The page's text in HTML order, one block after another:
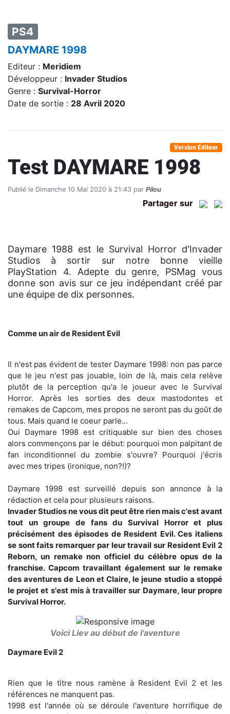
PS4
DAYMARE 1998
Editeur : Meridiem
Développeur : Invader Studios
Genre : Survival-Horror
Date de sortie : 28 Avril 2020
Version Éditeur
Test DAYMARE 1998
Publié le Dimanche 10 Mai 2020 à 21:43 par Pilou
Partager sur
Daymare 1988 est le Survival Horror d'Invader
Studios à sortir sur notre bonne vieille
PlayStation 4. Adepte du genre, PSMag vous
donne son avis sur ce jeu indépendant créé par
une équipe de dix personnes.
Comme un air de Resident Evil
Il n'est pas évident de tester Daymare 1998: non pas parce
que le jeu n'est pas jouable, loin de là, mais cela relève
plutôt de la perception qu'a le joueur avec le Survival
Horror. Après les sorties des deux mastodontes et
remakes de Capcom, mes propos ne seront pas du goût de
tous. Mais quand le coeur parle…
Oui Daymare 1998 est critiquable sur bien des choses
alors commençons par le début: pourquoi mon palpitant de
fan inconditionnel du zombie s'ouvre? Pourquoi j'écris
avec mes tripes (ironique, non?!)?
Daymare 1998 est surveillé depuis son annonce à la
rédaction et cela pour plusieurs raisons.
Invader Studios ne vous dit peut être rien mais c'est avant
tout un groupe de fans du Survival Horror et plus
précisément des épisodes de Resident Evil. Ces italiens
se sont faits remarquer par leur travail sur Resident Evil 2
Reborn, un remake non officiel du célèbre opus de la
franchise. Capcom travaillant également sur le remake
des aventures de Leon et Claire, le jeune studio a stoppé
le projet et s'est mis à travailler sur Daymare, leur propre
Survival Horror.
Voici Liev au début de l'aventure
Daymare Evil 2
Rien que le titre nous ramène à Resident Evil 2 et les
références ne manquent pas.
1998 est l'année où se déroule l'aventure horrifique de